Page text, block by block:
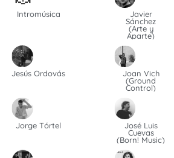
Intromúsica Javier
Sánchez
(Arte y
Aparte)
Jesús Ordovás Joan Vich
(Ground
Control)
Jorge Tórtel José Luis
Cuevas
(Born! Music)